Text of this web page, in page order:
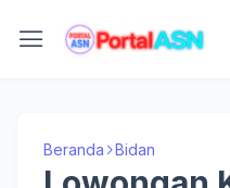
Beranda Bidan